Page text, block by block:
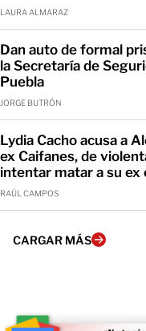
LAURA ALMARAZ
Dan auto de formal
la Secretaría de
Puebla
JORGE BUTRÓN
Lydia Cacho acusa a
ex Caifanes, de
intentar matar a su ex
RAÚL CAMPOS
CARGAR MÁS